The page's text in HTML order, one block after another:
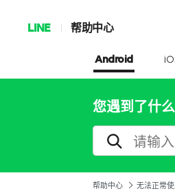
LINE 帮助中心
Android
您遇到了什么
帮助中心 无法正常